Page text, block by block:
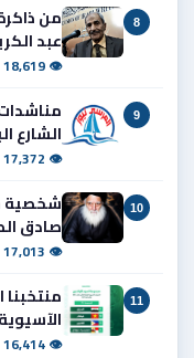
8
من
عبد
👁 18,619 مشاهدة
9
الشارع
👁 17,372 مشاهدة
10
شخصية
صادق
👁 17,013 مشاهدة
11
👁 16,414 مشاهدة